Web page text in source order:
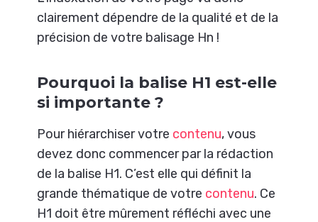
clairement dépendre de la qualité et de la
précision de votre balisage Hn !
Pourquoi la balise H1 est-elle
si importante ?
Pour hiérarchiser votre contenu, vous
devez donc commencer par la rédaction
de la balise H1. C’est elle qui définit la
grande thématique de votre contenu. Ce
H1 doit être mûrement réfléchi avec une